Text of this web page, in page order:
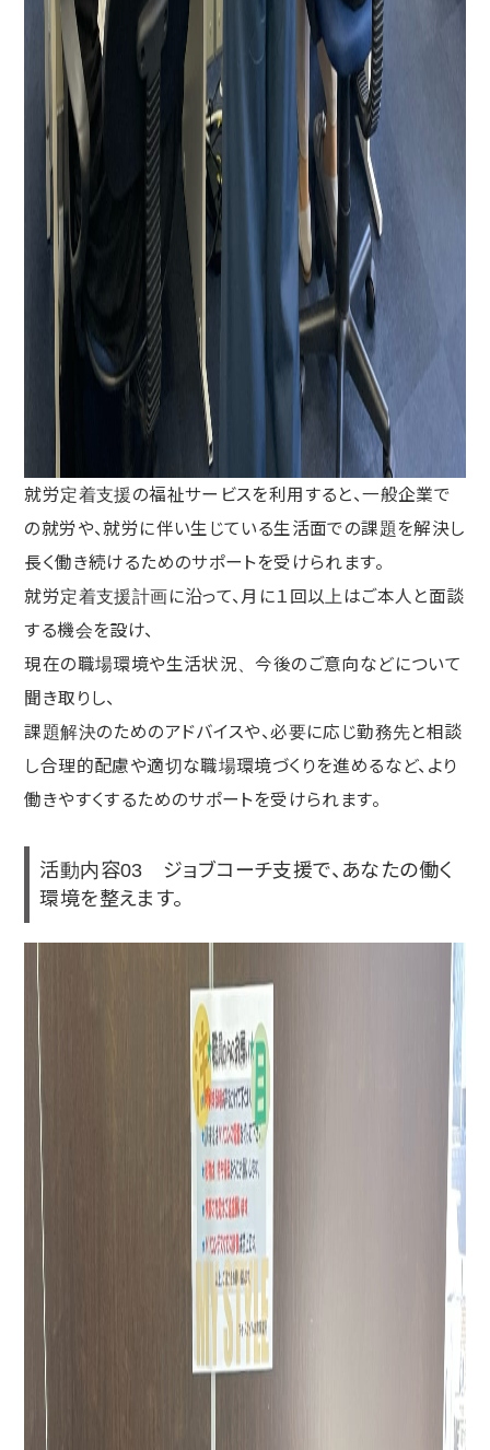
就労定着支援の福祉サービスを利用すると、一般企業で
の就労や、就労に伴い生じている生活面での課題を解決し
長く働き続けるためのサポートを受けられます。
就労定着支援計画に沿って、月に１回以上はご本人と面談
する機会を設け、
現在の職場環境や生活状況、今後のご意向などについて
聞き取りし、
課題解決のためのアドバイスや、必要に応じ勤務先と相談
し合理的配慮や適切な職場環境づくりを進めるなど、より
働きやすくするためのサポートを受けられます。
活動内容03 ジョブコーチ支援で、あなたの働く
環境を整えます。